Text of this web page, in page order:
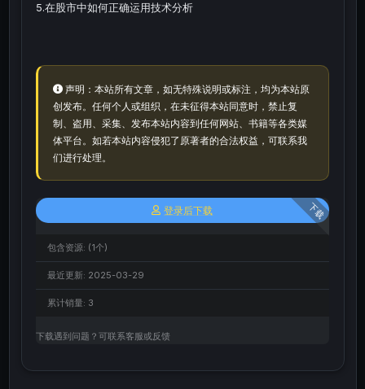
5.在股市中如何正确运用技术分析
声明：本站所有文章，如无特殊说明或标注，均为本站原
创发布。任何个人或组织，在未征得本站同意时，禁止复
制、盗用、采集、发布本站内容到任何网站、书籍等各类媒
体平台。如若本站内容侵犯了原著者的合法权益，可联系我
们进行处理。
下载
登录后下载
包含资源: (1个)
最近更新: 2025-03-29
累计销量: 3
下载遇到问题？可联系客服或反馈